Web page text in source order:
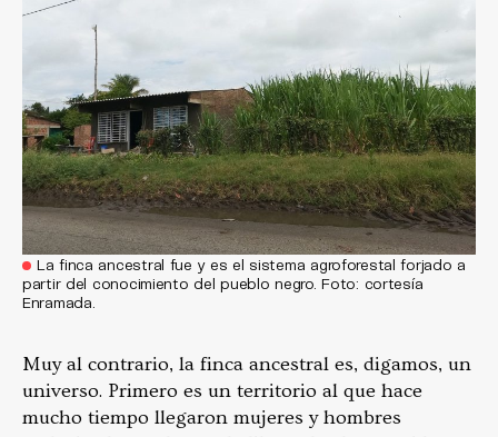
La finca ancestral fue y es el sistema agroforestal forjado a
partir del conocimiento del pueblo negro. Foto: cortesía
Enramada.
Muy al contrario, la finca ancestral es, digamos, un
universo. Primero es un territorio al que hace
mucho tiempo llegaron mujeres y hombres